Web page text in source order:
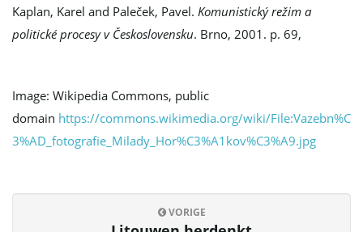
Kaplan, Karel and Paleček, Pavel. Komunistický režim a
politické procesy v Československu. Brno, 2001. p. 69,
Image: Wikipedia Commons, public
domain https://commons.wikimedia.org/wiki/File:Vazebn%C
3%AD_fotografie_Milady_Hor%C3%A1kov%C3%A9.jpg
VORIGE